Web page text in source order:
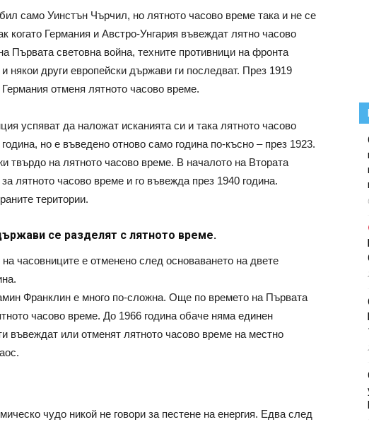
само Уинстън Чърчил, но лятното часово време така и не се
когато Германия и Австро-Унгария въвеждат лятно часово
Първата световна война, техните противници на фронта
някои други европейски държави ги последват. През 1919
отменя лятното часово време.
успяват да наложат исканията си и така лятното часово
но е въведено отново само година по-късно – през 1923.
твърдо на лятното часово време. В началото на Втората
лятното часово време и го въвежда през 1940 година.
територии.
се разделят с лятното време.
часовниците е отменено след основаването на двете
Франклин е много по-сложна. Още по времето на Първата
часово време. До 1966 година обаче няма единен
въвеждат или отменят лятното часово време на местно
чудо никой не говори за пестене на енергия. Едва след